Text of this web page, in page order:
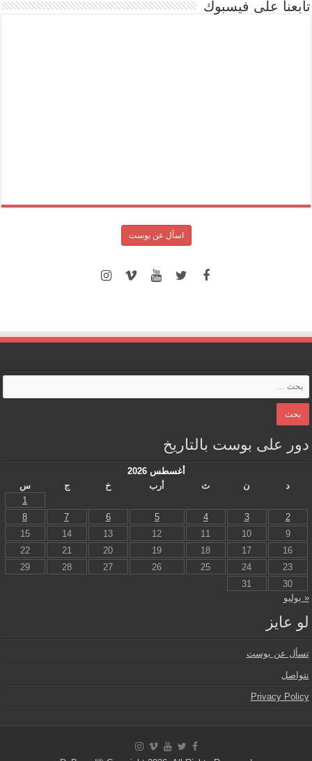
على فيسبوك
اسأل عن بوست
على بوست بالتاريخ
أغسطس 2026
ن ث أرب خ ج
س
2
3
4
5
6
9
10
11
12
13
14
15
16
17
18
19
20
21
22
23
24
25
26
27
28
29
30
31
يوليو
عايز
عن بوست
Privacy